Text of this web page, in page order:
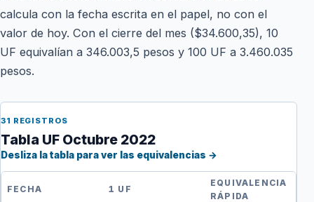
calcula con la fecha escrita en el papel, no con el
valor de hoy. Con el cierre del mes ($34.600,35), 10
UF equivalían a 346.003,5 pesos y 100 UF a 3.460.035
pesos.
31 REGISTROS
Tabla UF Octubre 2022
Desliza la tabla para ver las equivalencias →
FECHA 1 UF
EQUIVALENCIA
RÁPIDA